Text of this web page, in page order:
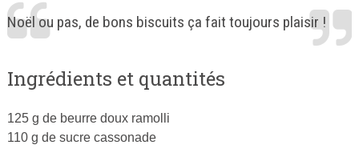
Noël ou pas, de bons biscuits ça fait toujours plaisir !
Ingrédients et quantités
125 g de beurre doux ramolli
110 g de sucre cassonade